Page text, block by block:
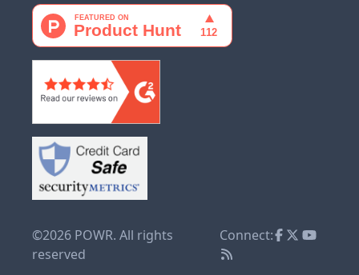
©2026 POWR. All rights
reserved
Connect: